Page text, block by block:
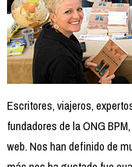
Escritores, viajeros,
fundadores de la ONG
web. Nos han definido de